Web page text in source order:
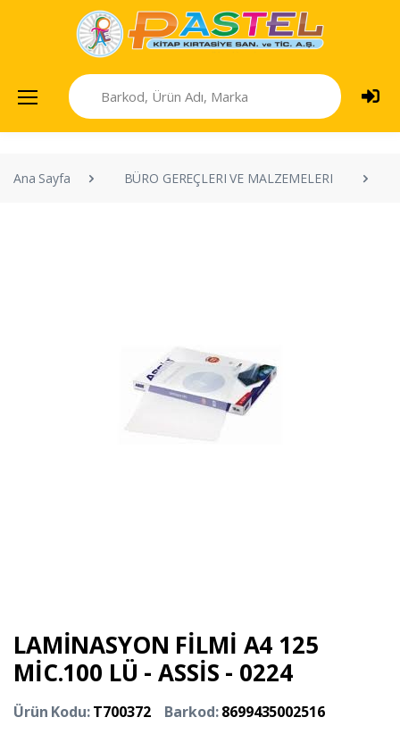
Ana Sayfa BÜRO GEREÇLERI VE MALZEMELERI
LAMİNASYON FİLMİ A4 125
MİC.100 LÜ - ASSİS - 0224
Ürün Kodu:T700372 Barkod:8699435002516